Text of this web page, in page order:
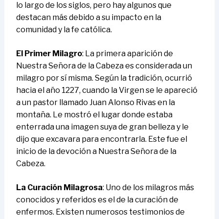
lo largo de los siglos, pero hay algunos que
destacan más debido a su impacto en la
comunidad y la fe católica.
El Primer Milagro: La primera aparición de
Nuestra Señora de la Cabeza es considerada un
milagro por sí misma. Según la tradición, ocurrió
hacia el año 1227, cuando la Virgen se le apareció
a un pastor llamado Juan Alonso Rivas en la
montaña. Le mostró el lugar donde estaba
enterrada una imagen suya de gran belleza y le
dijo que excavara para encontrarla. Este fue el
inicio de la devoción a Nuestra Señora de la
Cabeza.
La Curación Milagrosa: Uno de los milagros más
conocidos y referidos es el de la curación de
enfermos. Existen numerosos testimonios de